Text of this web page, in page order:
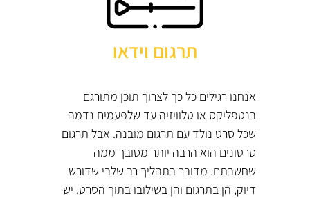
תרגום וידאו
אנחנו רגילים כל כך לצרוך תוכן מתורגם
בנטפליקס או טלוויזיה עד שלפעמים נדמה
שכל סרט נולד עם תרגום מובנה. אבל תרגום
סרטונים הוא הרבה יותר מסובך ממה
שחשבתם. מדובר בתהליך רב שלבי שדורש
דיוק, הן בתרגום והן בשילובו בתוך הסרט. יש